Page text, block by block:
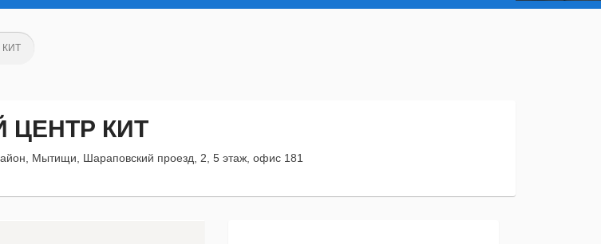
КИТ
ЦЕНТР КИТ
Мытищи, Шараповский проезд, 2, 5 этаж, офис 181